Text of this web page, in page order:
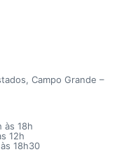
Campo Grande –
às 18h
12h
18h30